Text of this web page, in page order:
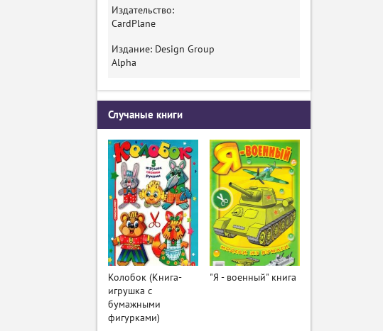
Издательство:
CardPlane
Издание: Design Group
Alpha
Случаные книги
Колобок (Книга-
игрушка с
бумажными
фигурками)
"Я - военный" книга